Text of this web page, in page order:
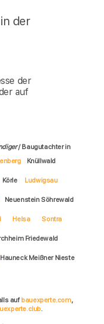
der
der
auf
/ Baugutachter in
Knüllwald
Körle Ludwigsau
Neuenstein Söhrewald
Helsa Sontra
Friedewald
Hauneck Meißner Nieste
auf bauexperte.com,
.